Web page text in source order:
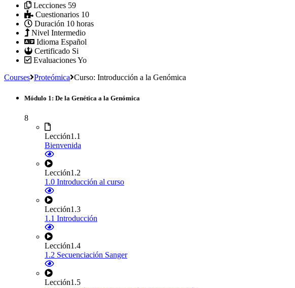
Lecciones 59
Cuestionarios 10
Duración 10 horas
Nivel Intermedio
Idioma Español
Certificado Si
EvaluacionesYo
Courses Proteómica Curso: Introducción a la Genómica
Módulo 1: De la Genética a la Genómica
8
Lección1.1
Bienvenida
Lección1.2
1.0 Introducción al curso
Lección1.3
1.1 Introducción
Lección1.4
1.2 Secuenciación Sanger
Lección1.5